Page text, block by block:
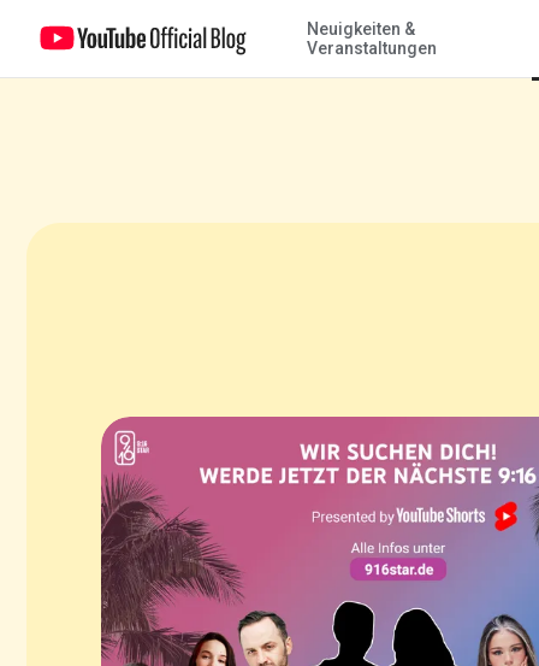
Neuigkeiten &
Veranstaltungen
Staffel 2 der Creator Villa auf Ibiza gestartet: „Mit YouTube